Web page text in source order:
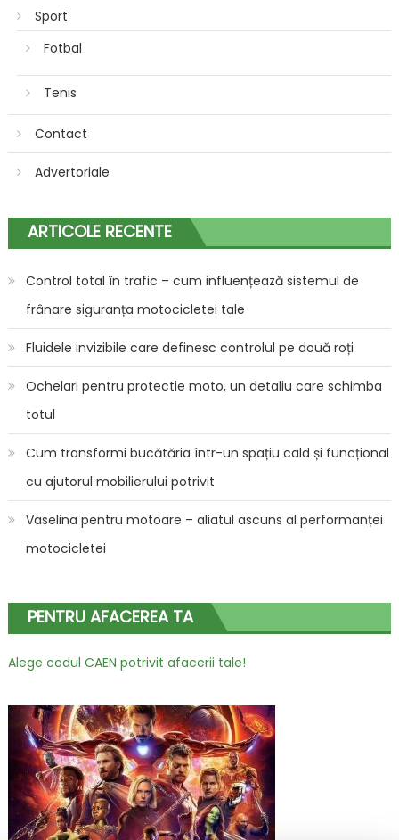
Sport
Fotbal
Tenis
Contact
Advertoriale
ARTICOLE RECENTE
Control total în trafic – cum influențează sistemul de
frânare siguranța motocicletei tale
Fluidele invizibile care definesc controlul pe două roți
Ochelari pentru protectie moto, un detaliu care schimba
totul
Cum transformi bucătăria într-un spațiu cald și funcțional
cu ajutorul mobilierului potrivit
Vaselina pentru motoare – aliatul ascuns al performanței
motocicletei
PENTRU AFACEREA TA
Alege codul CAEN potrivit afacerii tale!